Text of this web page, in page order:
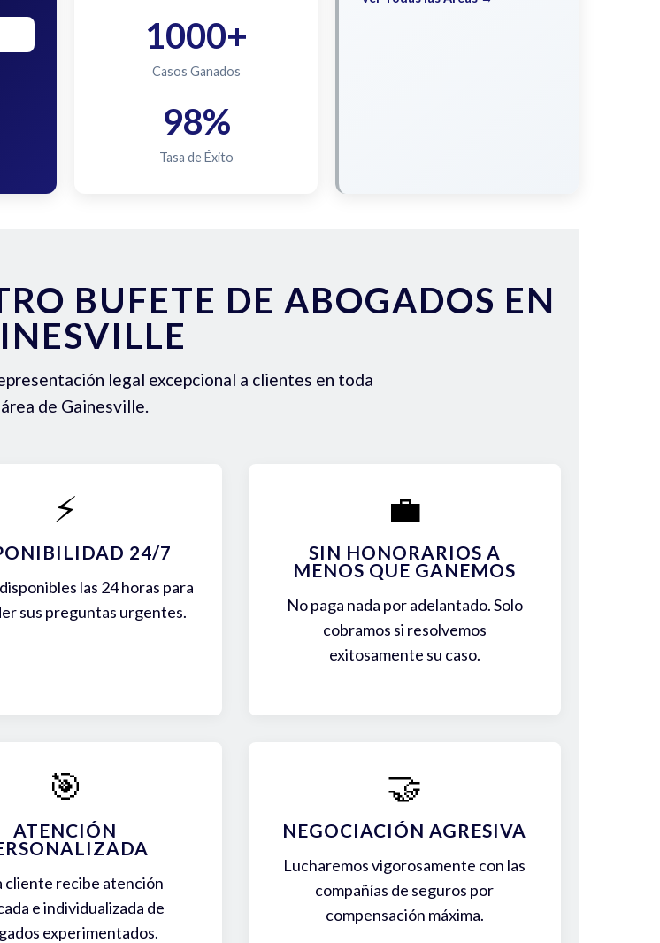
1000+
Casos Ganados
98%
Tasa de Éxito
BUFETE DE ABOGADOS EN
legal excepcional a clientes en toda
de Gainesville.
⚡
24/7
las 24 horas para
sus preguntas urgentes.
💼
SIN HONORARIOS A
MENOS QUE GANEMOS
No paga nada por adelantado. Solo
cobramos si resolvemos
exitosamente su caso.
🎯
ATENCIÓN
cliente recibe atención
e individualizada de
experimentados.
🤝
NEGOCIACIÓN AGRESIVA
Lucharemos vigorosamente con las
compañías de seguros por
compensación máxima.